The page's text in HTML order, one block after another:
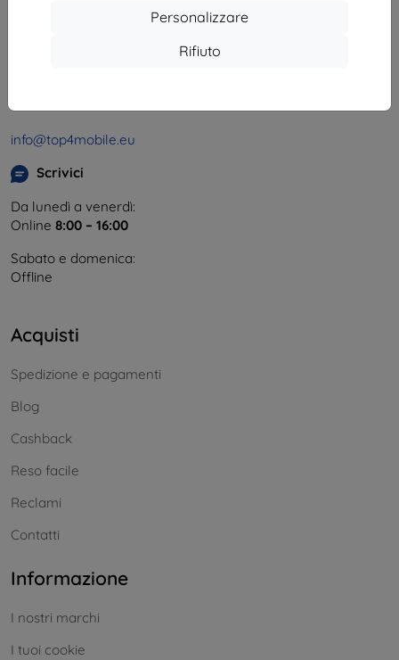
Personalizzare
Rifiuto
info@top4mobile.eu
Scrivici
Da lunedì a venerdì:
Online 8:00 – 16:00
Sabato e domenica:
Offline
Acquisti
Spedizione e pagamenti
Blog
Cashback
Reso facile
Reclami
Contatti
Informazione
I nostri marchi
I tuoi cookie